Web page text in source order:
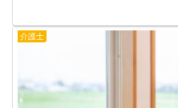
介護士